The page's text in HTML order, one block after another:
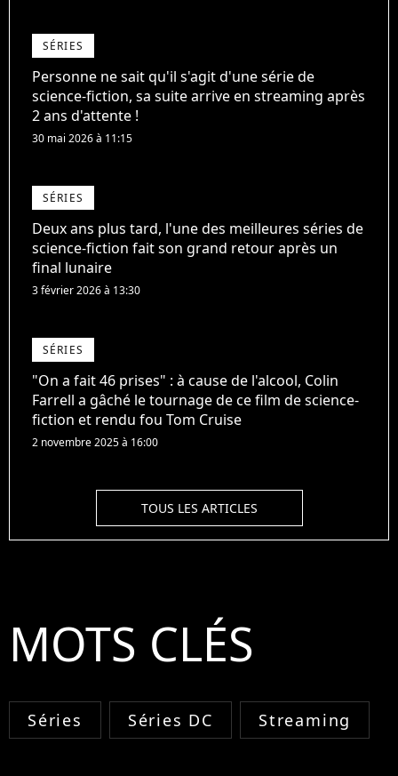
SÉRIES
Personne ne sait qu'il s'agit d'une série de
science-fiction, sa suite arrive en streaming après
2 ans d'attente !
30 mai 2026 à 11:15
SÉRIES
Deux ans plus tard, l'une des meilleures séries de
science-fiction fait son grand retour après un
final lunaire
3 février 2026 à 13:30
SÉRIES
"On a fait 46 prises" : à cause de l'alcool, Colin
Farrell a gâché le tournage de ce film de science-
fiction et rendu fou Tom Cruise
2 novembre 2025 à 16:00
TOUS LES ARTICLES
MOTS CLÉS
Séries Séries DC Streaming